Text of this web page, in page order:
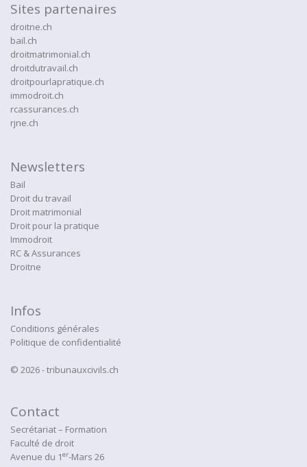
Sites partenaires
droitne.ch
bail.ch
droitmatrimonial.ch
droitdutravail.ch
droitpourlapratique.ch
immodroit.ch
rcassurances.ch
rjne.ch
Newsletters
Bail
Droit du travail
Droit matrimonial
Droit pour la pratique
Immodroit
RC & Assurances
Droitne
Infos
Conditions générales
Politique de confidentialité
© 2026 - tribunauxcivils.ch
Contact
Secrétariat – Formation
Faculté de droit
Avenue du 1er-Mars 26